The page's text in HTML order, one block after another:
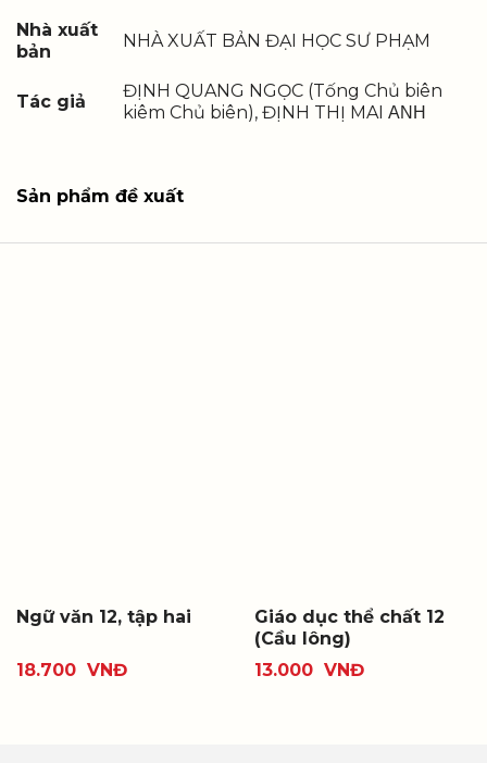
Nhà xuất
bản
NHÀ XUẤT BẢN ĐẠI HỌC SƯ PHẠM
Tác giả
ĐỊNH QUANG NGỌC (Tống Chủ biên
kiêm Chủ biên), ĐỊNH THỊ MAI ΑΝΗ
Sản phẩm đề xuất
Ngữ văn 12, tập hai
18.700 VNĐ
Giáo dục thể chất 12
(Cầu lông)
13.000 VNĐ